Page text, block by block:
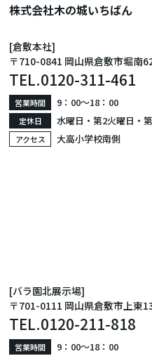
株式会社木の城いちばん
[倉敷本社]
〒710-0841 岡山県倉敷市堀南
TEL.0120-311-461
営業時間 9：00〜18：00
定休日 水曜日・第2火曜日・
アクセス 大高小学校南側
[バラ園北展示場]
〒701-0111 岡山県倉敷市上東
TEL.0120-211-818
営業時間 9：00〜18：00